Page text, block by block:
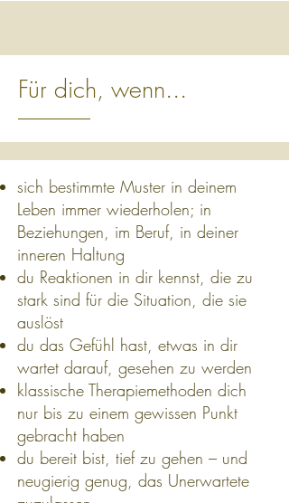
Für dich, wenn...
sich bestimmte Muster in deinem
Leben immer wiederholen; in
Beziehungen, im Beruf, in deiner
inneren Haltung
du Reaktionen in dir kennst, die zu
stark sind für die Situation, die sie
auslöst
du das Gefühl hast, etwas in dir
wartet darauf, gesehen zu werden
klassische Therapiemethoden dich
nur bis zu einem gewissen Punkt
gebracht haben
du bereit bist, tief zu gehen – und
neugierig genug, das Unerwartete